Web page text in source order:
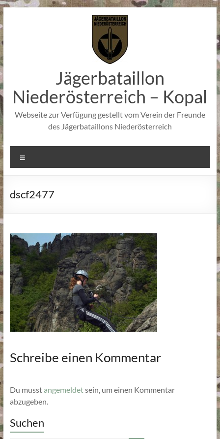
Zum
springen
Jägerbataillon
Niederösterreich – Kopal
Webseite zur Verfügung gestellt vom Verein der Freunde
des Jägerbataillons Niederösterreich
dscf2477
Schreibe einen Kommentar
Du musstangemeldetsein, um einen Kommentar
abzugeben.
Suchen